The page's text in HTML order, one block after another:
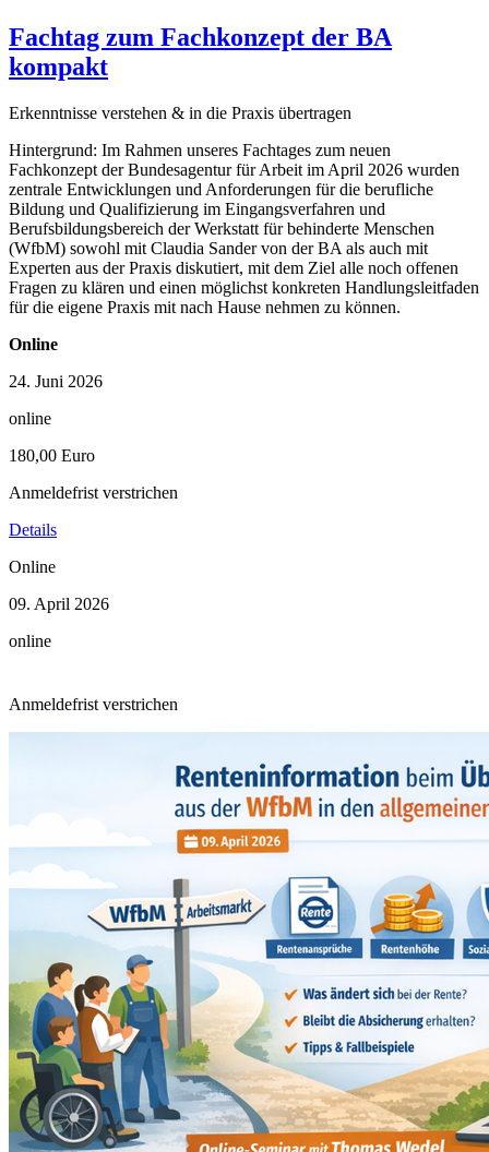
Fachtag zum Fachkonzept der BA
kompakt
Erkenntnisse verstehen & in die Praxis übertragen
Hintergrund: Im Rahmen unseres Fachtages zum neuen
Fachkonzept der Bundesagentur für Arbeit im April 2026 wurden
zentrale Entwicklungen und Anforderungen für die berufliche
Bildung und Qualifizierung im Eingangsverfahren und
Berufsbildungsbereich der Werkstatt für behinderte Menschen
(WfbM) sowohl mit Claudia Sander von der BA als auch mit
Experten aus der Praxis diskutiert, mit dem Ziel alle noch offenen
Fragen zu klären und einen möglichst konkreten Handlungsleitfaden
für die eigene Praxis mit nach Hause nehmen zu können.
Online
24. Juni 2026
online
180,00 Euro
Anmeldefrist verstrichen
Details
Online
09. April 2026
online
Anmeldefrist verstrichen